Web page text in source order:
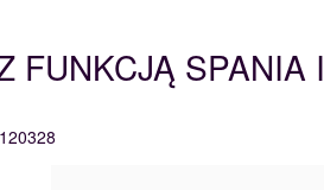
FUNKCJĄ SPANIA I
120328